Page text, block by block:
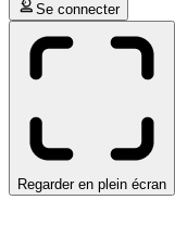
Se connecter
Regarder en plein écran